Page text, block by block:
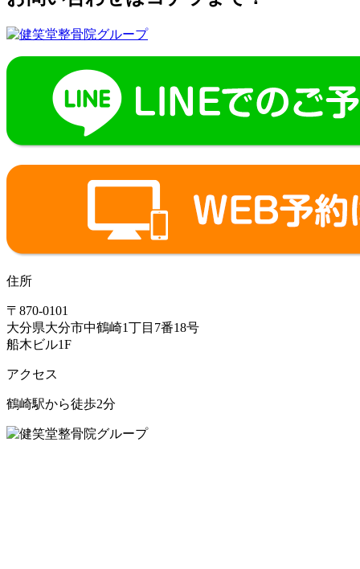
住所
〒870-0101
大分県大分市中鶴崎1丁目7番18号
船木ビル1F
アクセス
鶴崎駅から徒歩2分